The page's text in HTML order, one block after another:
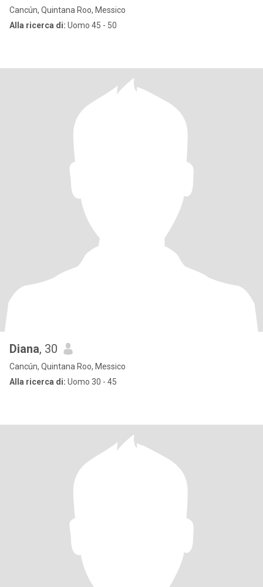
Cancún, Quintana Roo, Messico
Alla ricerca di: Uomo 45 - 50
Diana, 30
Cancún, Quintana Roo, Messico
Alla ricerca di: Uomo 30 - 45